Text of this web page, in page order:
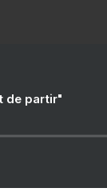
de partir"